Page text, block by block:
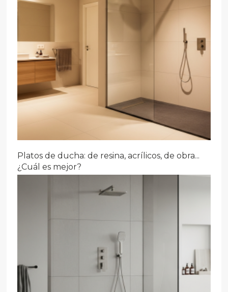
Platos de ducha: de resina, acrílicos, de obra...
¿Cuál es mejor?